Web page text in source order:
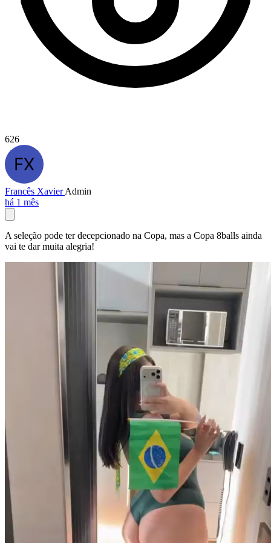
626
Francês XavierAdmin
há 1 mês
A seleção pode ter decepcionado na Copa, mas a Copa 8balls ainda
vai te dar muita alegria!